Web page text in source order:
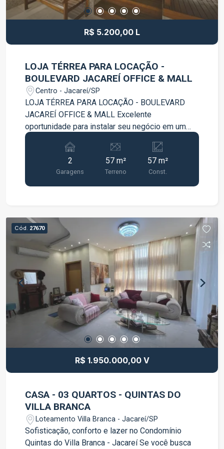
R$ 5.200,00 L
LOJA TÉRREA PARA LOCAÇÃO -
BOULEVARD JACAREÍ OFFICE & MALL
Centro - Jacareí/SP
LOJA TÉRREA PARA LOCAÇÃO - BOULEVARD
JACAREÍ OFFICE & MALL Excelente
oportunidade para instalar seu negócio em um
dos empreendimentos comerciais mais
modernos de Jacareí. Loja térrea com 57 m² de
área privativa. Possui 2 vagas de garagem
privativas. Excelente visibilidade e fácil acesso.
Ideal para comércio, serviços, clínicas,
Jacareí. Complexo que reúne torre comercial, mall
e Hotel Ibis. Alto fluxo de pessoas.
Estacionamento rotativo para clientes. Segurança,
portaria e infraestrutura moderna. Agende uma
visita e conheça esta excelente oportunidade
para o seu negócio.
2
Garagens
57 m²
Terreno
57 m²
Const.
Cód. 27670
R$ 1.950.000,00 V
CASA - 03 QUARTOS - QUINTAS DO
VILLA BRANCA
Loteamento Villa Branca - Jacareí/SP
Sofisticação, conforto e lazer no Condomínio
Quintas do Villa Branca - Jacareí Se você busca